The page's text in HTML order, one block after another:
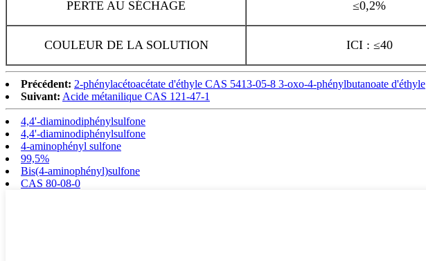
PERTE AU SÉCHAGE ≤0,2%
COULEUR DE LA SOLUTION ICI : ≤40
Précédent: 2-phénylacétoacétate d'éthyle CAS 5413-05-8 3-oxo-4-phénylbutanoate d'éthyle
Suivant: Acide métanilique CAS 121-47-1
4,4'-diaminodiphénylsulfone
4,4'-diaminodiphénylsulfone
4-aminophényl sulfone
99,5%
Bis(4-aminophényl)sulfone
CAS 80-08-0